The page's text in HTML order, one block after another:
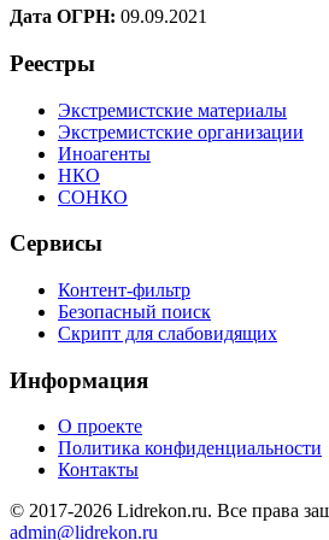
Дата ОГРН: 09.09.2021
Реестры
Экстремистские материалы
Экстремистские организации
Иноагенты
НКО
СОНКО
Сервисы
Контент-фильтр
Безопасный поиск
Скрипт для слабовидящих
Информация
О проекте
Политика конфиденциальности
Контакты
© 2017-2026 Lidrekon.ru. Все права
admin@lidrekon.ru